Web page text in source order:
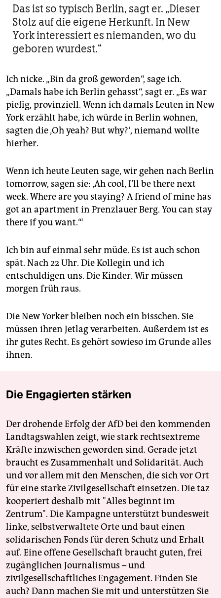
Das ist so typisch Berlin, sagt er. „Dieser
Stolz auf die eigene Herkunft. In New
York interessiert es niemanden, wo du
geboren wurdest.“
Ich nicke. „Bin da groß geworden“, sage ich.
„Damals habe ich Berlin gehasst“, sagt er. „Es war
piefig, provinziell. Wenn ich damals Leuten in New
York erzählt habe, ich würde in Berlin wohnen,
sagten die ‚Oh yeah? But why?‘, niemand wollte
hierher.
Wenn ich heute Leuten sage, wir gehen nach Berlin
tomorrow, sagen sie: ‚Ah cool, I’ll be there next
week. Where are you staying? A friend of mine has
got an apartment in Prenzlauer Berg. You can stay
there if you want.‘“
Ich bin auf einmal sehr müde. Es ist auch schon
spät. Nach 22 Uhr. Die Kollegin und ich
entschuldigen uns. Die Kinder. Wir müssen
morgen früh raus.
Die New Yorker bleiben noch ein bisschen. Sie
müssen ihren Jetlag verarbeiten. Außerdem ist es
ihr gutes Recht. Es gehört sowieso im Grunde alles
ihnen.
Die Engagierten stärken
Der drohende Erfolg der AfD bei den kommenden
Landtagswahlen zeigt, wie stark rechtsextreme
Kräfte inzwischen geworden sind. Gerade jetzt
braucht es Zusammenhalt und Solidarität. Auch
und vor allem mit den Menschen, die sich vor Ort
für eine starke Zivilgesellschaft einsetzen. Die taz
kooperiert deshalb mit "Alles beginnt im
Zentrum". Die Kampagne unterstützt bundesweit
linke, selbstverwaltete Orte und baut einen
solidarischen Fonds für deren Schutz und Erhalt
auf. Eine offene Gesellschaft braucht guten, frei
zugänglichen Journalismus – und
zivilgesellschaftliches Engagement. Finden Sie
auch? Dann machen Sie mit und unterstützen Sie